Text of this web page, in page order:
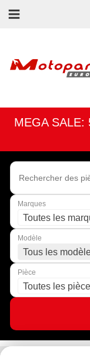
MEGA SALE:
Marques
Toutes les
Modèle
Tous les
Pièce
Toutes les